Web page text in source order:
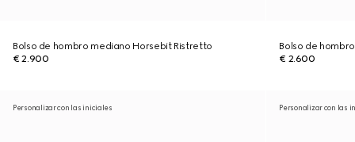
Bolso de hombro mediano Horsebit Ristretto
€ 2.900
Bolso de
€ 2.600
Personalizar con las iniciales Personalizar con las